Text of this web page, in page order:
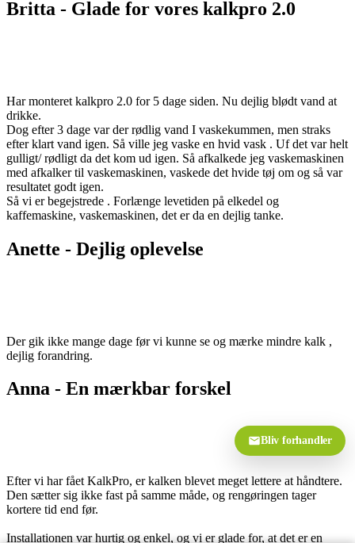
Britta - Glade for vores kalkpro 2.0
Har monteret kalkpro 2.0 for 5 dage siden. Nu dejlig blødt vand at
drikke.
Dog efter 3 dage var der rødlig vand I vaskekummen, men straks
efter klart vand igen. Så ville jeg vaske en hvid vask . Uf det var helt
gulligt/ rødligt da det kom ud igen. Så afkalkede jeg vaskemaskinen
med afkalker til vaskemaskinen, vaskede det hvide tøj om og så var
resultatet godt igen.
Så vi er begejstrede . Forlænge levetiden på elkedel og
kaffemaskine, vaskemaskinen, det er da en dejlig tanke.
Anette - Dejlig oplevelse
Der gik ikke mange dage før vi kunne se og mærke mindre kalk ,
dejlig forandring.
Anna - En mærkbar forskel
Efter vi har fået KalkPro, er kalken blevet meget lettere at håndtere.
Den sætter sig ikke fast på samme måde, og rengøringen tager
kortere tid end før.
Installationen var hurtig og enkel, og vi er glade for, at det er en
Bliv forhandler